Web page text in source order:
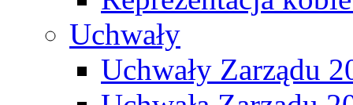
Uchwały
Uchwały Zarządu